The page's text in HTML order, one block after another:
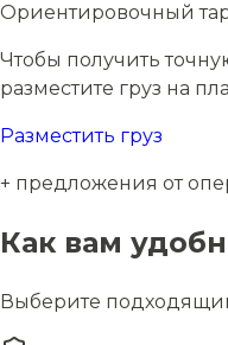
Ориентировочный
Чтобы получить
разместите груз на
Разместить груз
+ предложения от
Как вам
Выберите